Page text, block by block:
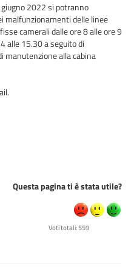
2022 si potranno
malfunzionamenti delle linee
camerali dalle ore 8 alle ore 9
alle 15.30 a seguito di
manutenzione alla cabina
Questa pagina ti è stata utile?
Voti totali: 559